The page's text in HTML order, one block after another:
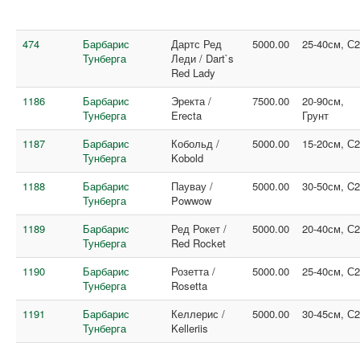
474
Барбарис
Тунберга
Дартс Ред
Леди / Dart`s
Red Lady
5000.00 25-40см,
1186
Барбарис
Тунберга
Эректа /
Erecta
7500.00
20-90см,
Грунт
1187
Барбарис
Тунберга
Кобольд /
Kobold
5000.00 15-20см,
1188
Барбарис
Тунберга
Паувау /
Powwow
5000.00 30-50см, C2
1189
Барбарис
Тунберга
Ред Рокет /
Red Rocket
5000.00 20-40см,
1190
Барбарис
Тунберга
Розетта /
Rosetta
5000.00 25-40см,
1191
Барбарис
Тунберга
Келлерис /
Kelleriis
5000.00 30-45см,